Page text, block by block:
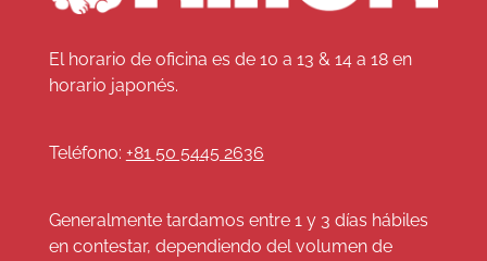
El horario de oficina es de 10 a 13 & 14 a 18 en
horario japonés.
Teléfono: +81 50 5445 2636
Generalmente tardamos entre 1 y 3 días hábiles
en contestar, dependiendo del volumen de